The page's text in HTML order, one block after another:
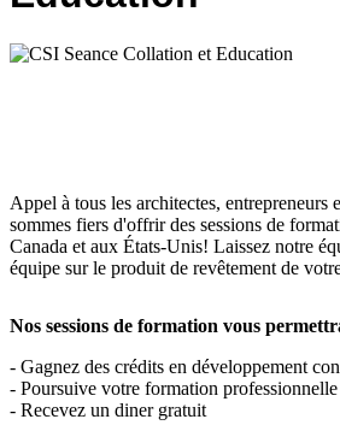
Appel à tous les architectes, entrepreneurs
sommes fiers d'offrir des sessions de
Canada et aux États-Unis! Laissez notre
équipe sur le produit de revêtement de
Nos sessions de formation vous
- Gagnez des crédits en développement
- Poursuive votre formation professionnelle
- Recevez un diner gratuit